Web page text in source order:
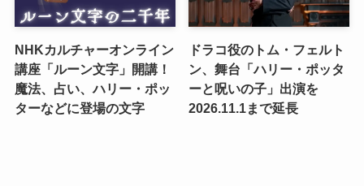
NHKカルチャーオンライン
講座「ルーン文字」開講！
魔法、占い、ハリー・ポッ
ターなどに登場の文字
ドラコ役のトム・フェルト
ン、舞台「ハリー・ポッタ
ーと呪いの子」出演を
2026.11.1まで延長